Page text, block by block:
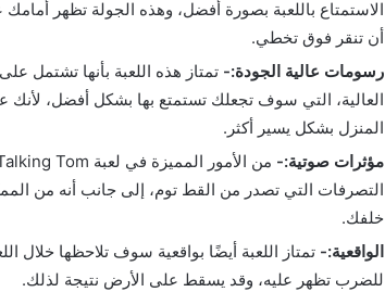
الاستمتاع باللعبة بصورة أفضل، وهذه الجولة تظهر
أن تنقر فوق تخطي.
رسومات عالية الجودة:- تمتاز هذه اللعبة بأنها تشتمل
العالية، التي سوف تجعلك تستمتع بها بشكل أفضل،
المنزل بشكل يسير أكثر.
مؤثرات صوتية:-
التصرفات التي تصدر من القط توم، إلى جانب أنه من
خلفك.
الواقعية:- تمتاز اللعبة أيضًا بواقعية سوف تلاحظها
للضرب تظهر عليه، وقد يسقط على الأرض نتيجة لذلك.